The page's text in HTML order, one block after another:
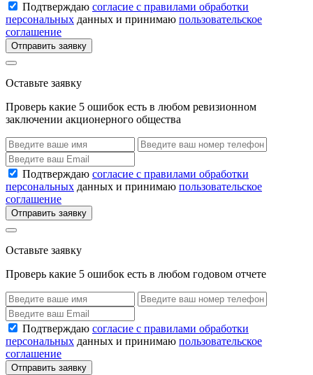
Подтверждаю согласие с правилами обработки
персональных данных и принимаю пользовательское
соглашение
Отправить заявку
Оставьте заявку
Проверь какие 5 ошибок есть в любом ревизионном
заключении акционерного общества
Подтверждаю согласие с правилами обработки
персональных данных и принимаю пользовательское
соглашение
Отправить заявку
Оставьте заявку
Проверь какие 5 ошибок есть в любом годовом отчете
Подтверждаю согласие с правилами обработки
персональных данных и принимаю пользовательское
соглашение
Отправить заявку